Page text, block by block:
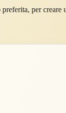
per creare